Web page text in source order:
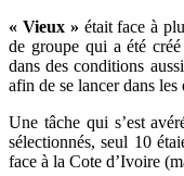
« Vieux » était face à
de groupe qui a été
dans des conditions
afin de se lancer dans les
Une tâche qui s’est
sélectionnés, seul 10
face à la Cote d’Ivoire